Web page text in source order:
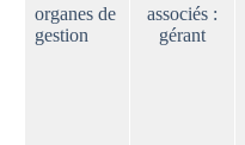
organes de
gestion
associés :
gérant